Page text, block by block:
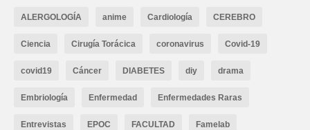
ALERGOLOGÍA anime Cardiología CEREBRO
Ciencia Cirugía Torácica coronavirus Covid-19
covid19 Cáncer DIABETES diy drama
Embriología Enfermedad Enfermedades Raras
Entrevistas EPOC FACULTAD Famelab